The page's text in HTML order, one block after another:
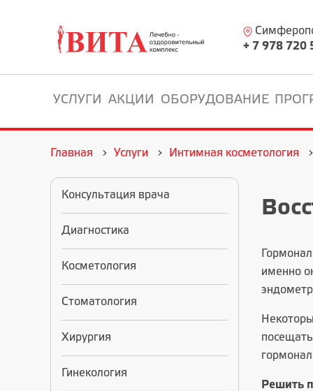
+ 7 978 720
УСЛУГИ АКЦИИ ОБОРУДОВАНИЕ
Главная Услуги Интимная косметология
Консультация врача
Диагностика
Косметология
Стоматология
Хирургия
Гинекология
именно
Решить